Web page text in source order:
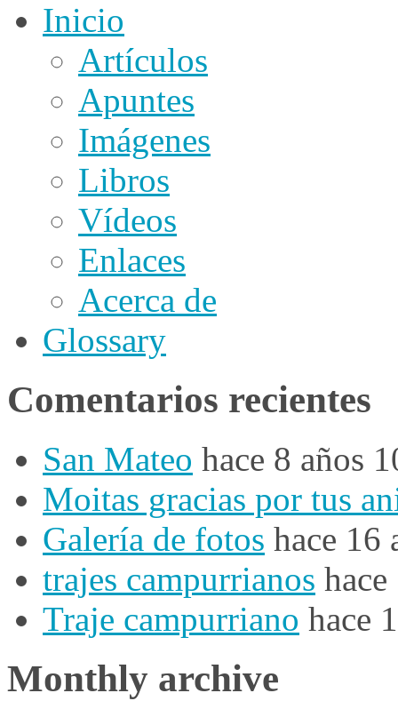
Inicio
Artículos
Apuntes
Imágenes
Libros
Vídeos
Enlaces
Acerca de
Glossary
Comentarios recientes
San Mateo hace 8 años
Moitas gracias por tus
Galería de fotos hace 16
trajes campurrianos
Traje campurriano hace
Monthly archive